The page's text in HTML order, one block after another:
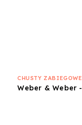
CHUSTY ZABIEGOWE